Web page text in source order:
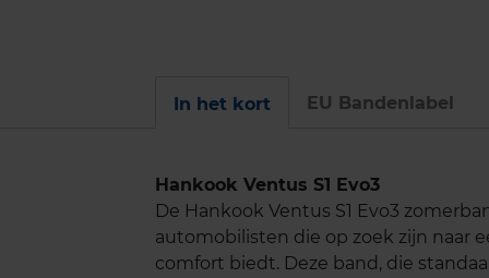
In het kort EU Bandenlabel
Hankook Ventus S1 Evo3
De Hankook Ventus S1 Evo3
automobilisten die op zoek zijn naar
comfort biedt. Deze band, die